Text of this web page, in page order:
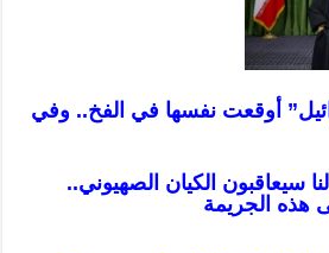
أوقعت نفسها في الفخ.. وفي
سيعاقبون الكيان الصهيوني..
هذه الجريمة